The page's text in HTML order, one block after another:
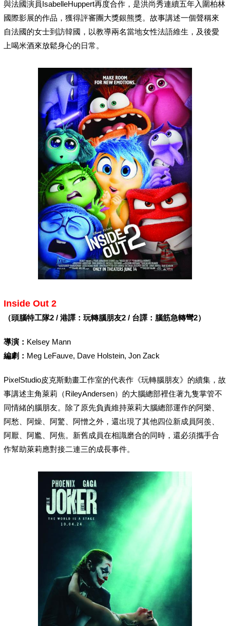
與法國演員IsabelleHuppert再度合作，是洪尚秀連續五年入圍柏林
國際影展的作品，獲得評審團大獎銀熊獎。故事講述一個聲稱來
自法國的女士到訪韓國，以教導兩名當地女性法語維生，及後愛
上喝米酒來放鬆身心的日常。
Inside Out 2
（頭腦特工隊2 / 港譯：玩轉腦朋友2 / 台譯：腦筋急轉彎2）
導演： Kelsey Mann
編劇： Meg LeFauve, Dave Holstein, Jon Zack
PixelStudio皮克斯動畫工作室的代表作《玩轉腦朋友》的續集，故
事講述主角萊莉（RileyAndersen）的大腦總部裡住著九隻掌管不
同情緒的腦朋友。除了原先負責維持萊莉大腦總部運作的阿樂、
阿愁、阿燥、阿驚、阿憎之外，還出現了其他四位新成員阿羨、
阿厭、阿尷、阿焦。新舊成員在相識磨合的同時，還必須攜手合
作幫助萊莉應對接二連三的成長事件。